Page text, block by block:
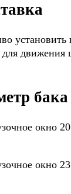
движения
бака
окно
окно